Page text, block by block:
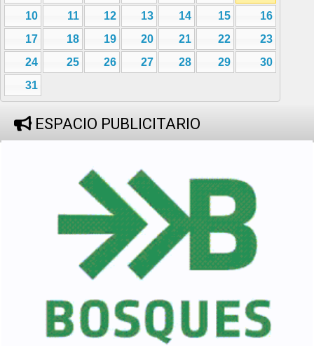
10
11 12 13 14 15
16
17
18 19 20 21 22
23
24
25 26 27 28 29
30
31
ESPACIO PUBLICITARIO